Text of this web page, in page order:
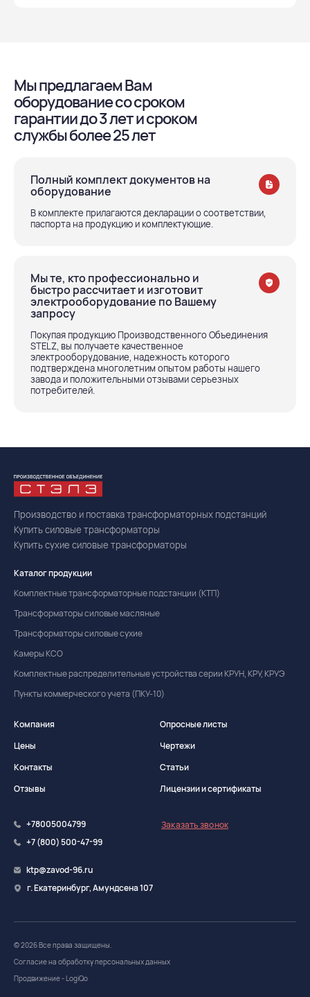
Мы предлагаем Вам
оборудование со сроком
гарантии до 3 лет и сроком
службы более 25 лет
Полный комплект документов на
оборудование
В комплекте прилагаются декларации о соответствии,
паспорта на продукцию и комплектующие.
Мы те, кто профессионально и
быстро рассчитает и изготовит
электрооборудование по Вашему
запросу
Покупая продукцию Производственного Объединения
STELZ, вы получаете качественное
электрооборудование, надежность которого
подтверждена многолетним опытом работы нашего
завода и положительными отзывами серьезных
потребителей.
Производство и поставка трансформаторных подстанций
Купить силовые трансформаторы
Купить сухие силовые трансформаторы
Каталог продукции
Комплектные трансформаторные подстанции (КТП)
Трансформаторы силовые масляные
Трансформаторы силовые сухие
Камеры КСО
Комплектные распределительные устройства серии КРУН, КРУ, КРУЭ
Пункты коммерческого учета (ПКУ-10)
Компания
Цены
Контакты
Отзывы
Опросные листы
Чертежи
Статьи
Лицензии и сертификаты
+78005004799
+7 (800) 500-47-99
Заказать звонок
ktp@zavod-96.ru
г. Екатеринбург, Амундсена 107
© 2026 Все права защищены.
Согласие на обработку персональных данных
Продвижение - LogiQo